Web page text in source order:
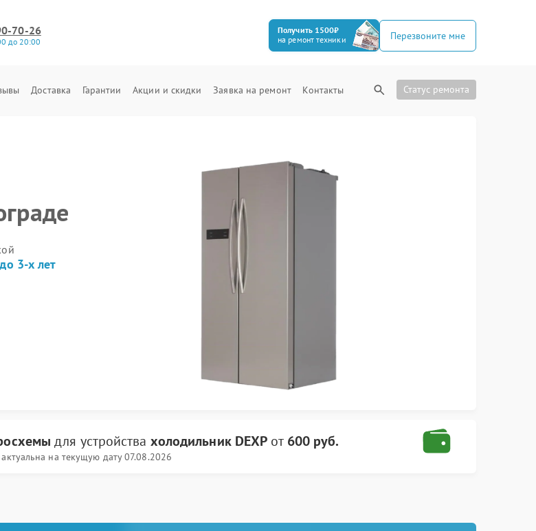
70-26
до 20:00
Получить 1500₽
на ремонт техники
Перезвоните мне
Доставка Гарантии Акции и скидки Заявка на ремонт Контакты Статус ремонта
до 3-х лет
для устройства холодильник DEXP от 600 руб.
на текущую дату 07.08.2026